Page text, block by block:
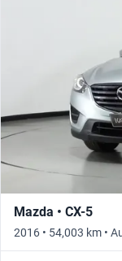
Mazda • CX-5
2016 • 54,003 km •